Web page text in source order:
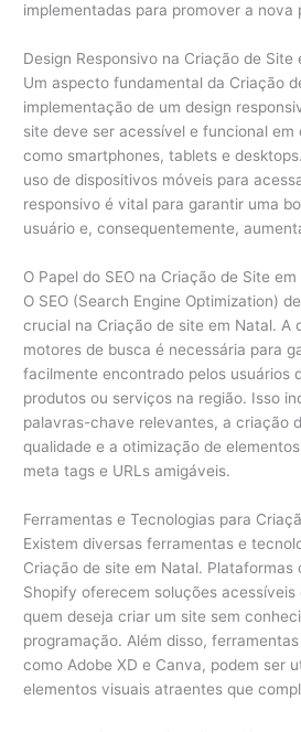
implementadas para promover a nova
Design Responsivo na Criação de Site
Um aspecto fundamental da Criação
implementação de um design
site deve ser acessível e funcional em
como smartphones, tablets e
uso de dispositivos móveis para
responsivo é vital para garantir uma
usuário e, consequentemente,
O Papel do SEO na Criação de Site em
O SEO (Search Engine Optimization)
crucial na Criação de site em Natal. A
motores de busca é necessária para
facilmente encontrado pelos usuários
produtos ou serviços na região. Isso
palavras-chave relevantes, a criação
qualidade e a otimização de
meta tags e URLs amigáveis.
Ferramentas e Tecnologias para
Existem diversas ferramentas e
Criação de site em Natal. Plataformas
Shopify oferecem soluções
quem deseja criar um site sem
programação. Além disso,
como Adobe XD e Canva, podem ser
elementos visuais atraentes que